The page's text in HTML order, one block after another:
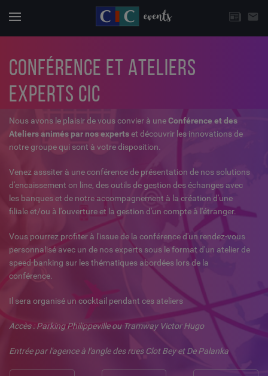
email
CHOISISSEZ UNE THÉMATIQUE
CONFÉRENCE ET ATELIERS
EXPERTS CIC
Nous avons le plaisir de vous convier à uneConférence et des
Ateliers animés par nos expertset découvrir les innovations de
notre groupe qui sont à votre disposition.
Venez asssiter à une conférence de présentation de nos solutions
d'encaissement on line, des outils de gestion des échanges avec
les banques et de notre accompagnement à la création d'une
filiale et/ou à l'ouverture et la gestion d'un compte à l'étranger.
Vous pourrez profiter à l'issue de la conférence d'un rendez-vous
personnalisé avec un de nos experts sous le format d'un atelier de
speed-banking sur les thématiques abordées lors de la
conférence.
Il sera organisé un cocktail pendant ces ateliers
Accès : Parking Philippeville ou Tramway Victor Hugo
Entrée par l'agence à l'angle des rues Clot Bey et De Palanka